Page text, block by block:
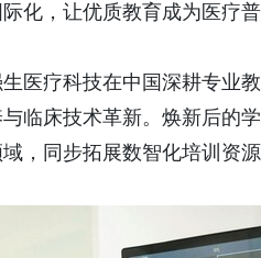
化，让优质教育成为医疗
医疗科技在中国深耕专业
临床技术革新。焕新后的
，同步拓展数智化培训资